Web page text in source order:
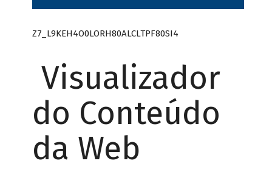
Z7_L9KEH4O0LORH80ALCLTPF80SI4
Visualizador
do Conteúdo
da Web